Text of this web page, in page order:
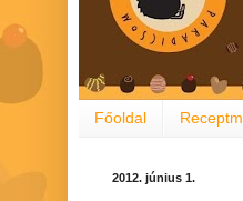
Főoldal
2012. június 1.